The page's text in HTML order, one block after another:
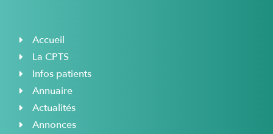
Accueil
La CPTS
Infos patients
Annuaire
Actualités
Annonces